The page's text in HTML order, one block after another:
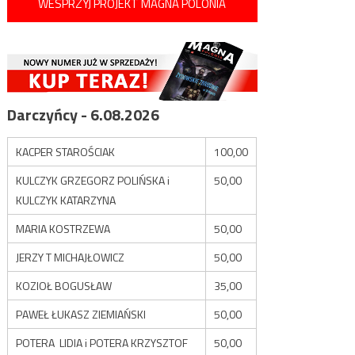
Darczyńcy - 6.08.2026
KACPER STAROŚCIAK
100,00
KULCZYK GRZEGORZ POLIŃSKA i
KULCZYK KATARZYNA
50,00
MARIA KOSTRZEWA
50,00
JERZY T MICHAJŁOWICZ
50,00
KOZIOŁ BOGUSŁAW
35,00
PAWEŁ ŁUKASZ ZIEMIAŃSKI
50,00
POTERA LIDIA i POTERA KRZYSZTOF
50,00